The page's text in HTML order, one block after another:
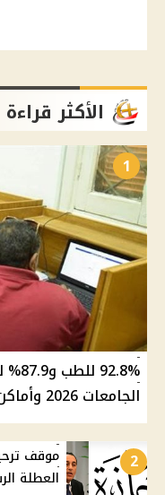
الأكثر قراءة
1
الجامعات 2026 وأماكن المرحلة الثانية
2
العطلة